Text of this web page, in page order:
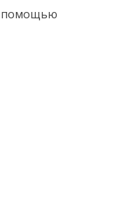
помощью